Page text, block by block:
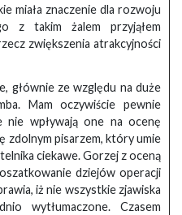
miała znaczenie dla rozwoju
z takim żalem przyjąłem
zwiększenia atrakcyjności
głównie ze względu na duże
Mam oczywiście pewnie
wpływają one na ocenę
zdolnym pisarzem, który umie
ciekawe. Gorzej z oceną
dziejów operacji
iż nie wszystkie zjawiska
wytłumaczone. Czasem